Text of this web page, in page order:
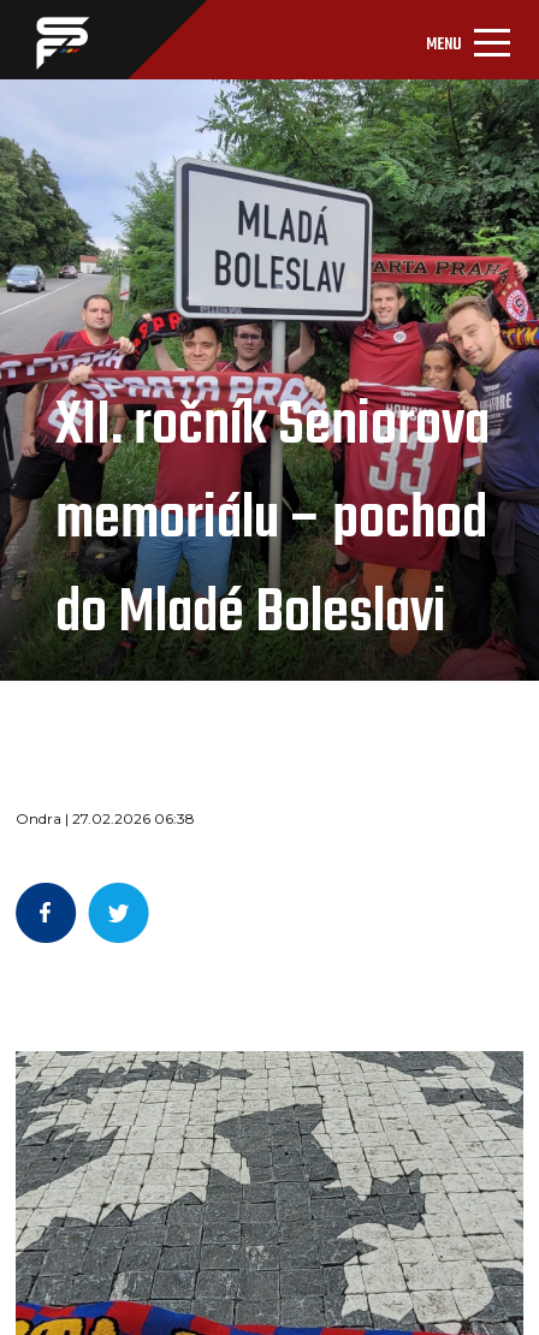
MENU
XII. ročník Seniorova
memoriálu – pochod
do Mladé Boleslavi
Ondra | 27.02.2026 06:38